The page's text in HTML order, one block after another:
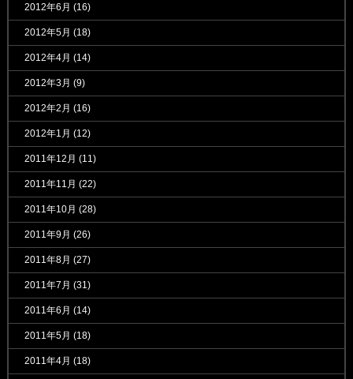
2012年6月 (16)
2012年5月 (18)
2012年4月 (14)
2012年3月 (9)
2012年2月 (16)
2012年1月 (12)
2011年12月 (11)
2011年11月 (22)
2011年10月 (28)
2011年9月 (26)
2011年8月 (27)
2011年7月 (31)
2011年6月 (14)
2011年5月 (18)
2011年4月 (18)